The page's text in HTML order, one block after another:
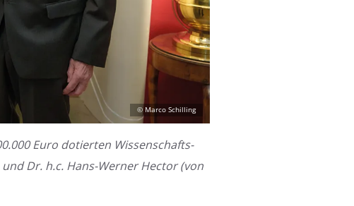
Euro dotier­ten Wissen­schafts­
Dr. h.c. Hans-Werner Hector (von